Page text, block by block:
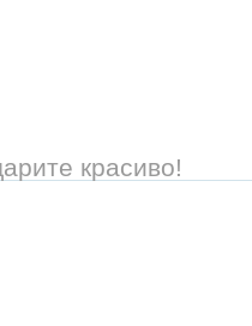
красиво!